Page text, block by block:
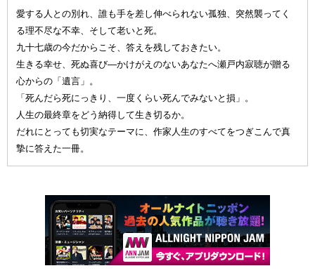
愛する人との別れ、誰も手を差し伸べられない孤独、突然襲ってく
る理不尽な不幸、そして老いと死。
九十七歳の今だからこそ、答えを残しておきたい。
生きる幸せ、死ぬ喜び—かけがえのないあなたへ瀬戸内寂聴が贈る
心からの「遺言」。
「死んだら死にっきり、一度くらい死んでみないと損」。
人生の最終章をどう納得して生き切るか。
だれにとっても切実なテーマに、作家人生のすべてをつぎこんで真
摯に答えた一冊。